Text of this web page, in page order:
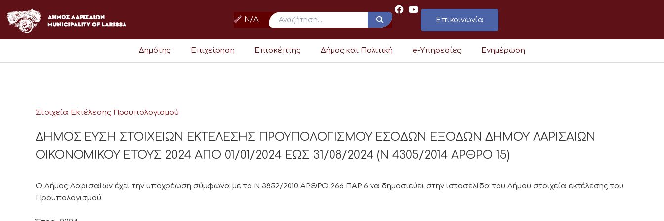
στο
περιεχόμενο
N/A Επικοινωνία
Δημότης Επιχείρηση Επισκέπτης Δήμος και Πολιτική e-Υπηρεσίες Ενημέρωση
Στοιχεία Εκτέλεσης Προϋπολογισμού
ΔΗΜΟΣΙΕΥΣΗ ΣΤΟΙΧΕΙΩΝ ΕΚΤΕΛΕΣΗΣ ΠΡΟΥΠΟΛΟΓΙΣΜΟΥ ΕΣΟΔΩΝ ΕΞΟΔΩΝ ΔΗΜΟΥ ΛΑΡΙΣΑΙΩΝ
ΟΙΚΟΝΟΜΙΚΟΥ ΕΤΟΥΣ 2024 ΑΠΟ 01/01/2024 ΕΩΣ 31/08/2024 (Ν 4305/2014 ΑΡΘΡΟ 15)
Ο Δήμος Λαρισαίων έχει την υποχρέωση σύμφωνα με το Ν 3852/2010 ΑΡΘΡΟ 266 ΠΑΡ 6 να δημοσιεύει στην ιστοσελίδα του Δήμου στοιχεία εκτέλεσης του
Προϋπολογισμού.